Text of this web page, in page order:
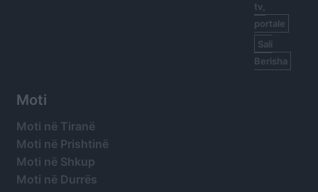
tv,
portale
Sali
Berisha
Moti
Moti në Tiranë
Moti në Prishtinë
Moti në Shkup
Moti në Durrës